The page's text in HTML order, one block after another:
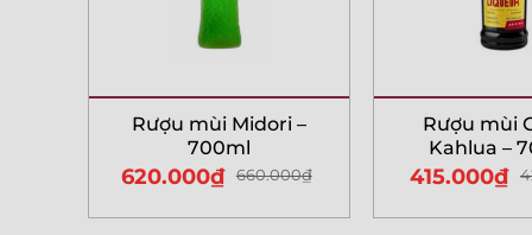
Rượu mùi Midori –
700ml
660.000₫
620.000₫
Rượu mùi
Kahlua –
415.000₫